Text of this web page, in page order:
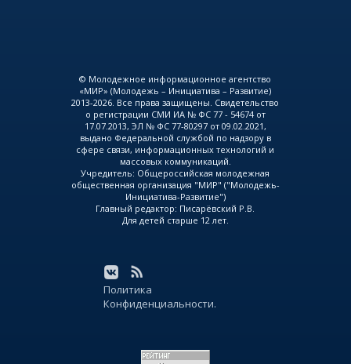
© Молодежное информационное агентство
«МИР» (Молодежь – Инициатива – Развитие)
2013-2026. Все права защищены. Свидетельство
о регистрации СМИ ИА № ФС 77 - 54674 от
17.07.2013, ЭЛ № ФС 77-80297 от 09.02.2021,
выдано Федеральной службой по надзору в
сфере связи, информационных технологий и
массовых коммуникаций.
Учредитель: Общероссийская молодежная
общественная организация "МИР" ("Молодежь-
Инициатива-Развитие")
Главный редактор: Писарёвский Р.В.
Для детей старше 12 лет.
Политика
Конфиденциальности.